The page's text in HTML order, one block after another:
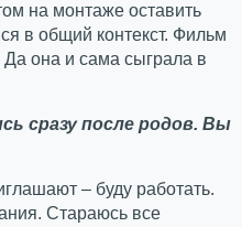
на монтаже оставить
в общий контекст. Фильм
она и сама сыграла в
сразу после родов. Вы
– буду работать.
Стараюсь все